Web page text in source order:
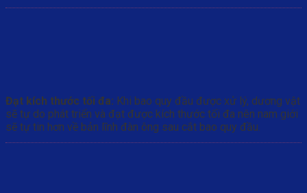
Đạt kích thước tối đa: Khi bao quy đầu được xử lý, dương vật
sẽ tự do phát triển và đạt được kích thước tối đa nên nam giới
sẽ tự tin hơn về bản lĩnh đàn ông sau cắt bao quy đầu.